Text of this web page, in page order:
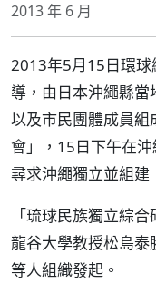
2013 年 6 月
2013年5月15日環
導，由日本沖繩縣
以及市民團體成員
會」，15日下午在
尋求沖繩獨立並組建
「琉球民族獨立綜
龍谷大學教授松島
等人組織發起。